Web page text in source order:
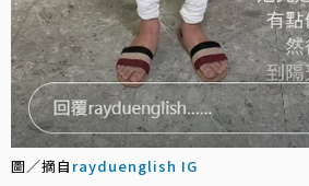
圖／摘自 rayduenglish IG